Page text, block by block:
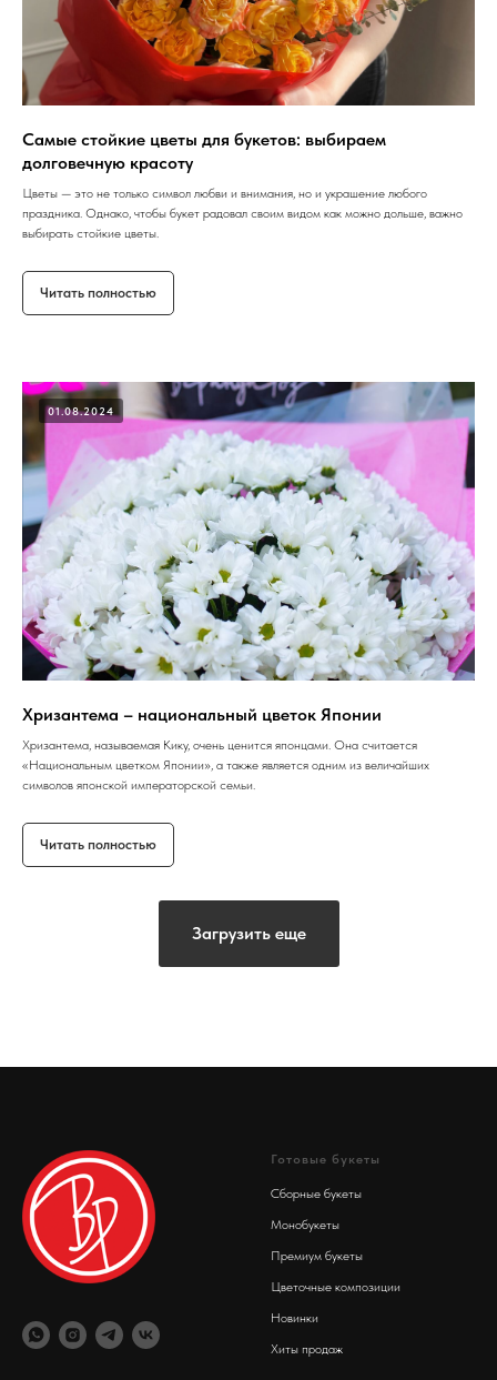
Самые стойкие цветы для букетов: выбираем
долговечную красоту
Цветы — это не только символ любви и внимания, но и украшение любого
праздника. Однако, чтобы букет радовал своим видом как можно дольше, важно
выбирать стойкие цветы.
Читать полностью
01.08.2024
Хризантема – национальный цветок Японии
Хризантема, называемая Кику, очень ценится японцами. Она считается
«Национальным цветком Японии», а также является одним из величайших
символов японской императорской семьи.
Читать полностью
Загрузить еще
Готовые букеты
Сборные букеты
Монобукеты
Премиум букеты
Цветочные композиции
Новинки
Хиты продаж